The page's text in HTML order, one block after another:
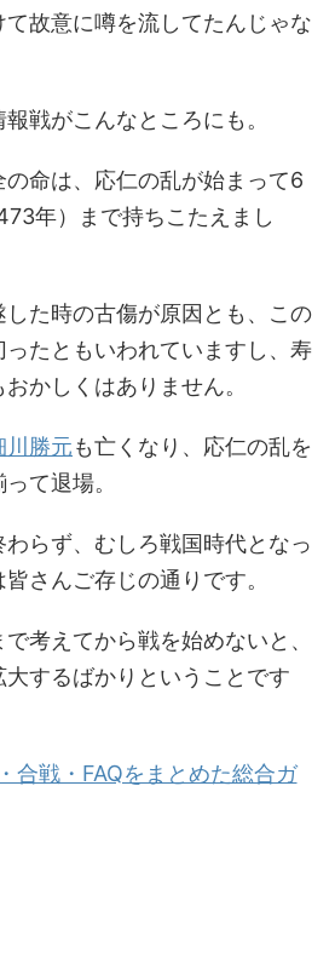
故意に噂を流してたんじゃな
戦がこんなところにも。
命は、応仁の乱が始まって6
年）まで持ちこたえまし
た時の古傷が原因とも、この
ったともいわれていますし、寿
かしくはありません。
川勝元も亡くなり、応仁の乱を
て退場。
らず、むしろ戦国時代となっ
さんご存じの通りです。
考えてから戦を始めないと、
するばかりということです
合戦・FAQをまとめた総合ガ